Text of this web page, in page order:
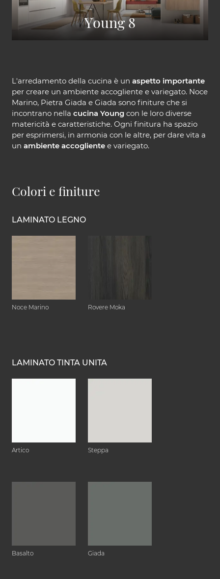
Young 8
L'arredamento della cucina è un aspetto importante
per creare un ambiente accogliente e variegato. Noce
Marino, Pietra Giada e Giada sono finiture che si
incontrano nella cucina Young con le loro diverse
matericità e caratteristiche. Ogni finitura ha spazio
per esprimersi, in armonia con le altre, per dare vita a
un ambiente accogliente e variegato.
Colori e finiture
LAMINATO LEGNO
Noce Marino Rovere Moka
LAMINATO TINTA UNITA
Artico Steppa
Basalto Giada